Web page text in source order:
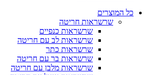
כל המוצרים
שרשראות חריטה
שרשראות כנפיים
שרשראות לב עם חריטה
שרשראות כתר
שרשראות בר עם חריטה
שרשראות מלבן עם חריטה